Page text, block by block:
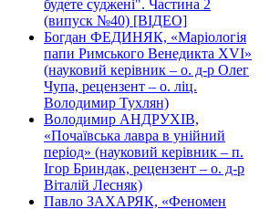
будете суджені". Частина 2
(випуск №40) [ВІДЕО]
Богдан ФЕДИНЯК, «Маріологія
папи Римського Венедикта XVI»
(науковий керівник – о. д-р Олег
Чупа, рецензент – о. ліц.
Володимир Тухлян)
Володимир АНДРУХІВ,
«Почаївська лавра в унійний
період» (науковий керівник – п.
Ігор Бриндак, рецензент – о. д-р
Віталій Лесняк)
Павло ЗАХАРЯК, «Феномен